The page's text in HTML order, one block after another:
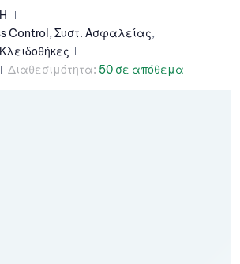
Control, Συστ. Ασφαλείας,
Διαθεσιμότητα: 50 σε απόθεμα